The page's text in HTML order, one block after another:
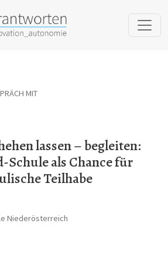
MIT
lassen – begleiten:
als Chance für
Teilhabe
Niederösterreich